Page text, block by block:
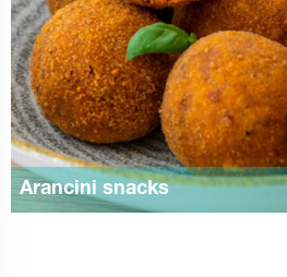
Arancini snacks